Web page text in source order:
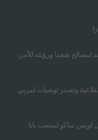
لمصالح شعبنا ورؤيته للأمن
وتصدر توصيات لمربي
لويس ساكو لمنصب بابا